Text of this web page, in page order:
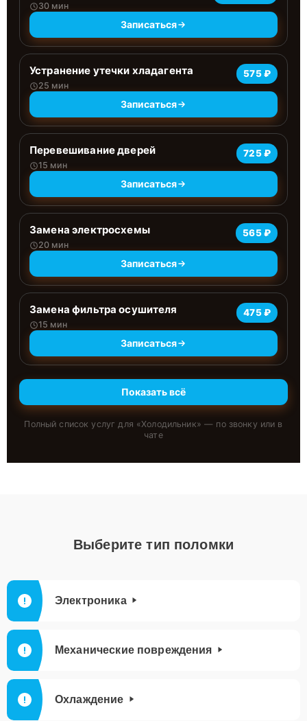
30 мин
Записаться
Устранение утечки хладагента
25 мин
575 ₽
Записаться
Перевешивание дверей
15 мин
725 ₽
Записаться
Замена электросхемы
20 мин
565 ₽
Записаться
Замена фильтра осушителя
15 мин
475 ₽
Записаться
Показать всё
Полный список услуг для «Холодильник» — по звонку или в
чате
Выберите тип поломки
Электроника
Механические повреждения
Охлаждение